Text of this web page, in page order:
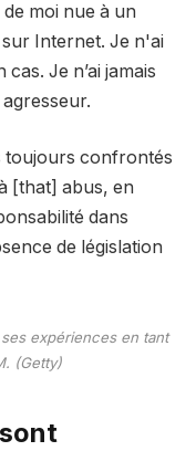
moi nue à un
Internet. Je n'ai
Je n’ai jamais
toujours confrontés
[that] abus, en
dans
de législation
expériences en tant
(Getty)